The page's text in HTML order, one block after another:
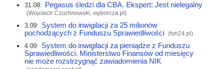
31.08: Pegasus śledzi dla CBA. Ekspert: Jest nielegalny
(Wojciech Czuchnowski, wyborcza.pl)
3.09: System do inwigilacji za 25 milionów
pochodzących z Funduszu Sprawiedliwości (tvn24.pl)
4.09: System do inwigilacji za pieniądze z Funduszu
Sprawiedliwości. Ministerstwo Finansów od miesięcy
nie może rozstrzygnąć zawiadomienia NIK